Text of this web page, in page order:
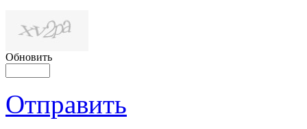
Обновить
Отправить